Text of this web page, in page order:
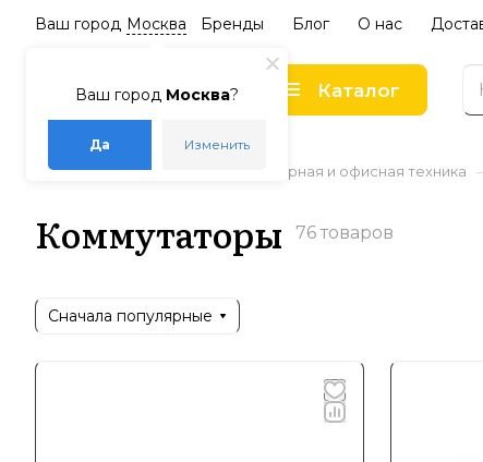
Ваш город Москва?
Да Изменить
Ваш город Москва Бренды Блог О нас
Каталог
Главная – Каталог Компьютерная и офисная техника
Коммутаторы 76 товаров
Сначала популярные